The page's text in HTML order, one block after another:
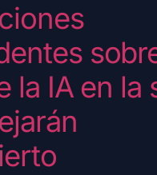
la IA en la